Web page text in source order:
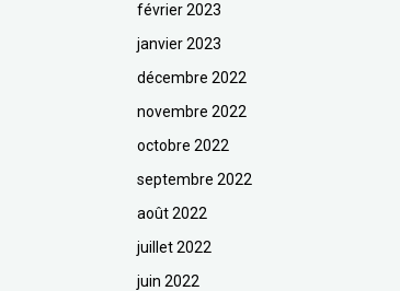
février 2023
janvier 2023
décembre 2022
novembre 2022
octobre 2022
septembre 2022
août 2022
juillet 2022
juin 2022